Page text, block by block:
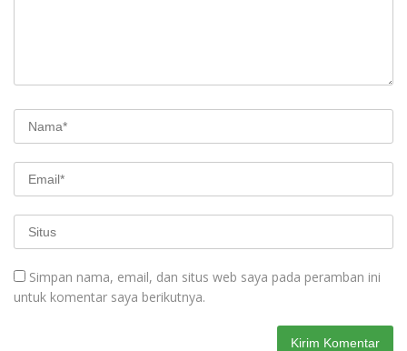
Simpan nama, email, dan situs web saya pada peramban ini
untuk komentar saya berikutnya.